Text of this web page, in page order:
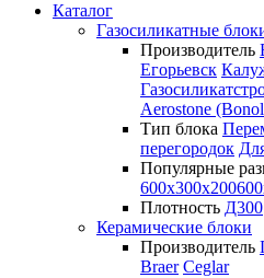
Каталог
Газосиликатные
Производитель
Егорьевск
Aerostone
Тип блока
перегородок
Популярные
600х300х200
Плотность Д300
Керамические блоки
Производитель
Braer Ceglar